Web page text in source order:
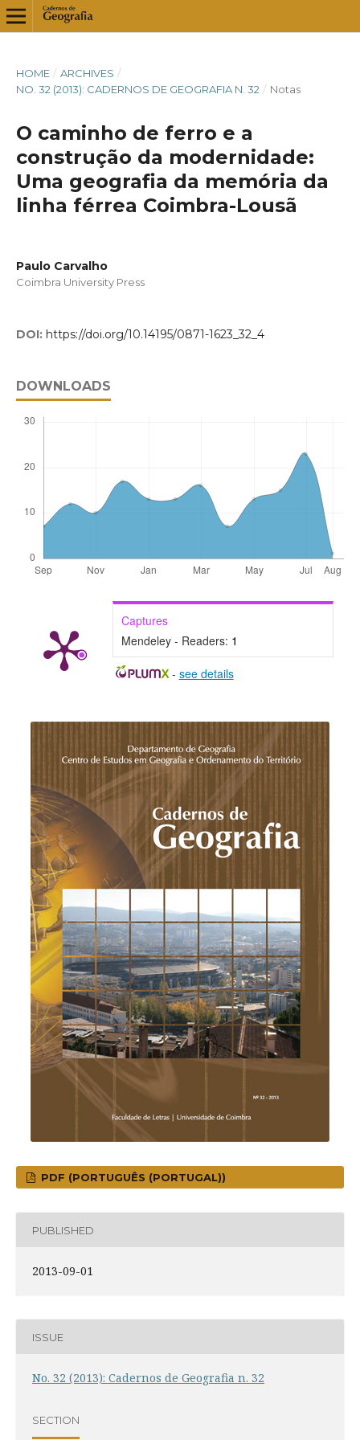
HOME / ARCHIVES /
NO. 32 (2013): CADERNOS DE GEOGRAFIA N. 32 / Notas
O caminho de ferro e a
construção da modernidade:
Uma geografia da memória da
linha férrea Coimbra-Lousã
Paulo Carvalho
Coimbra University Press
DOI: https://doi.org/10.14195/0871-1623_32_4
DOWNLOADS
Captures
Mendeley - Readers: 1
- see details
PDF (PORTUGUÊS (PORTUGAL))
PUBLISHED
2013-09-01
ISSUE
No. 32 (2013): Cadernos de Geografia n. 32
SECTION